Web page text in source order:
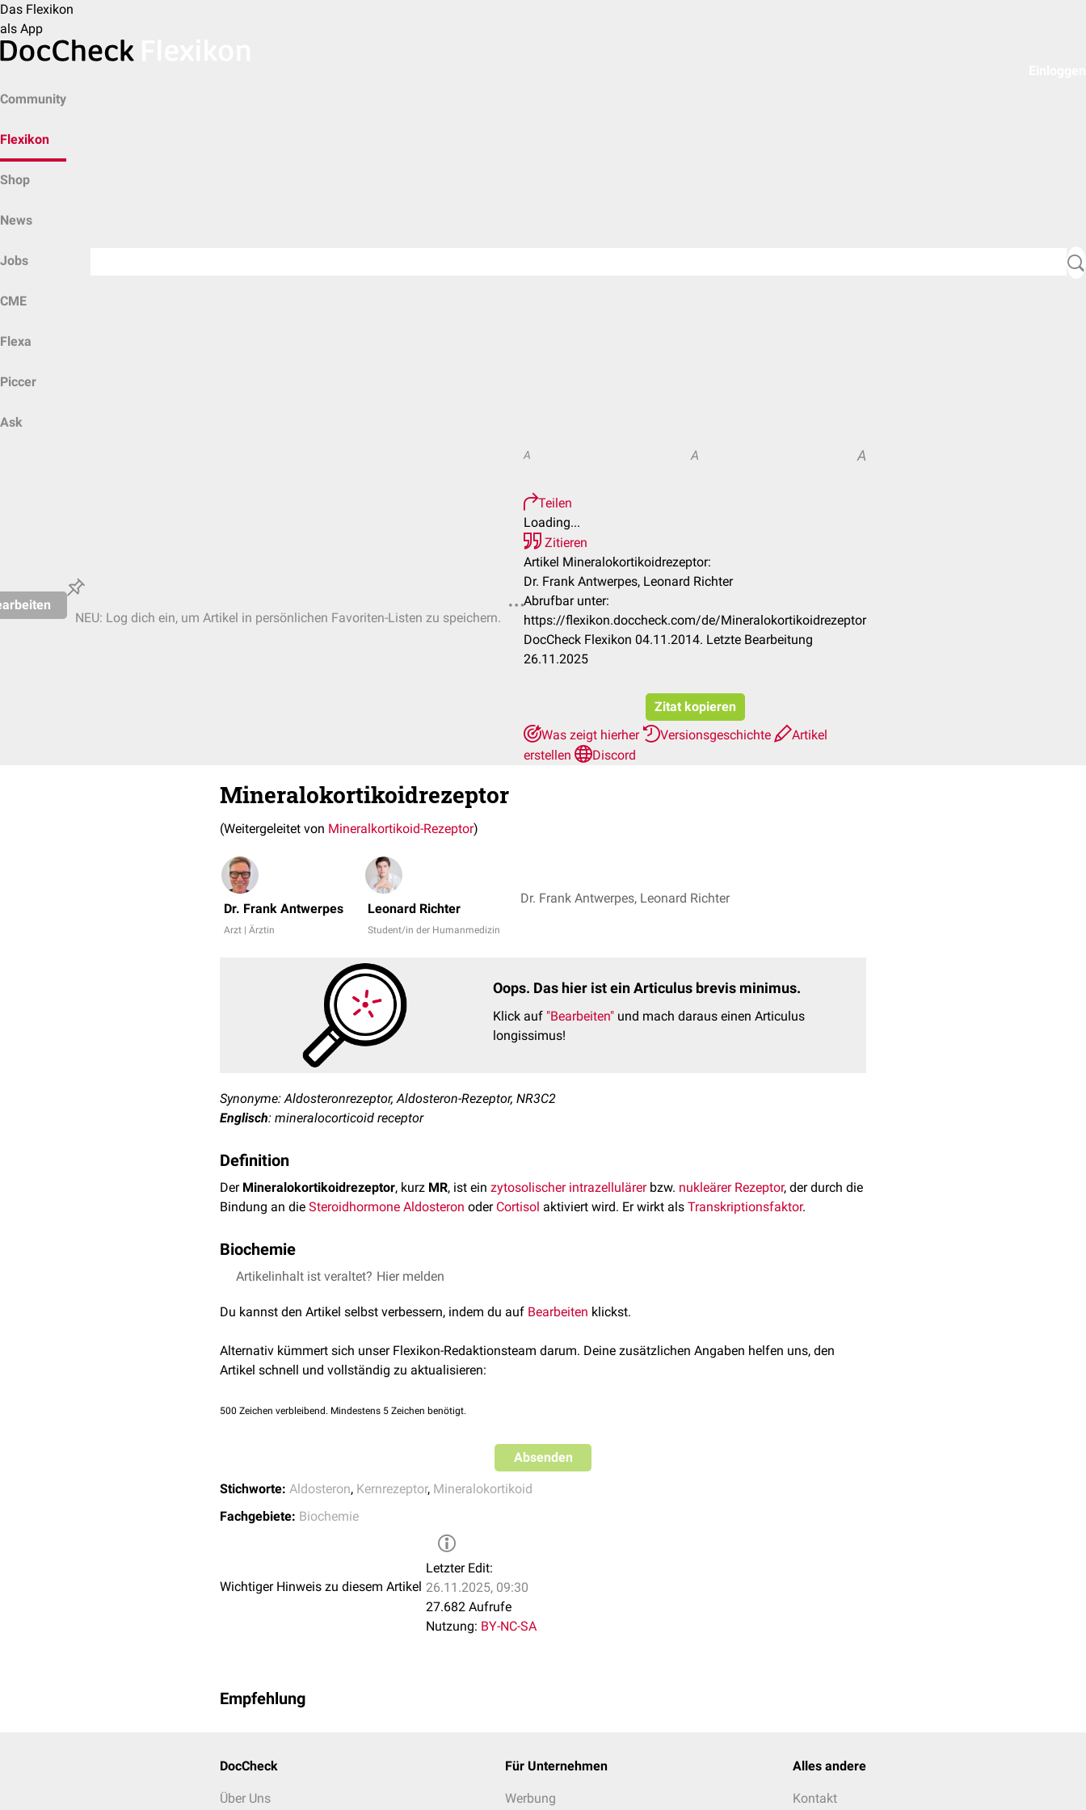
Das Flexikon
als App
Community
Flexikon
Shop
News
Jobs
CME
Flexa
Piccer
Ask
NEU: Log dich ein, um Artikel in persönlichen Favoriten-Listen zu speichern.
A A A
Teilen
Loading...
Zitieren
Artikel Mineralokortikoidrezeptor:
Dr. Frank Antwerpes, Leonard Richter
Abrufbar unter:
https://flexikon.doccheck.com/de/Mineralokortikoidrezeptor
DocCheck Flexikon 04.11.2014. Letzte Bearbeitung
26.11.2025
Zitat kopieren
Was zeigt hierher
Versionsgeschichte
Artikel
erstellen
Discord
Mineralokortikoidrezeptor
(Weitergeleitet von Mineralkortikoid-Rezeptor)
Dr. Frank Antwerpes
Arzt | Ärztin
Leonard Richter
Student/in der Humanmedizin
Dr. Frank Antwerpes, Leonard Richter
Oops. Das hier ist ein Articulus brevis minimus.
Klick auf "Bearbeiten" und mach daraus einen Articulus
longissimus!
Synonyme: Aldosteronrezeptor, Aldosteron-Rezeptor, NR3C2
Englisch: mineralocorticoid receptor
Definition
Der Mineralokortikoidrezeptor, kurz MR, ist ein zytosolischer intrazellulärerbzw. nukleärer Rezeptor, der durch die
Bindung an die Steroidhormone Aldosteron oder Cortisol aktiviert wird. Er wirkt als Transkriptionsfaktor.
Biochemie
Der Mineralokortikoidrezeptor ist das 2. Mitglied der Gruppe C der Unterfamilie 3 der
Durch Aktivierung des Mineralkortikoidrezeptors kommt es zu einer erhöhten
und damit
inaktiviert wird. Daraus ergibt sich eine verminderte Ubiquitinierung desENaC, desROMKund derNatrium-Kalium-
ATPase, welche diese Moleküle vor einem Abbau schützt.
Artikelinhalt ist veraltet? Hier melden
Du kannst den Artikel selbst verbessern, indem du auf Bearbeiten klickst.
Alternativ kümmert sich unser Flexikon-Redaktionsteam darum. Deine zusätzlichen Angaben helfen uns, den
Artikel schnell und vollständig zu aktualisieren:
500 Zeichen verbleibend. Mindestens 5 Zeichen benötigt.
Absenden
Stichworte: Aldosteron, Kernrezeptor, Mineralokortikoid
Fachgebiete: Biochemie
Wichtiger Hinweis zu diesem Artikel
Letzter Edit:
26.11.2025, 09:30
27.682 Aufrufe
Nutzung: BY-NC-SA
Empfehlung
DocCheck
Über Uns
Für Unternehmen
Werbung
Alles andere
Kontakt